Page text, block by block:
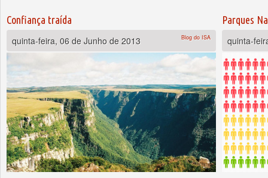
Confiança traída
quinta-feira, 06 de Junho de 2013
Blog do ISA
Parques
quinta-